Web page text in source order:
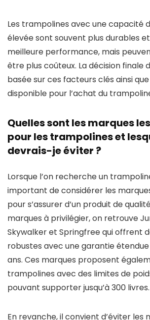
Les trampolines avec une capacité
élevée sont souvent plus durables
meilleure performance, mais
être plus coûteux. La décision finale
basée sur ces facteurs clés ainsi
disponible pour l’achat du
Quelles sont les marques
pour les trampolines et
devrais-je éviter ?
Lorsque l’on recherche un
important de considérer les
pour s’assurer d’un produit de
marques à privilégier, on retrouve
Skywalker et Springfree qui offrent
robustes avec une garantie étendue
ans. Ces marques proposent
trampolines avec des limites de
pouvant supporter jusqu’à 300 livres.
En revanche, il convient d’éviter les